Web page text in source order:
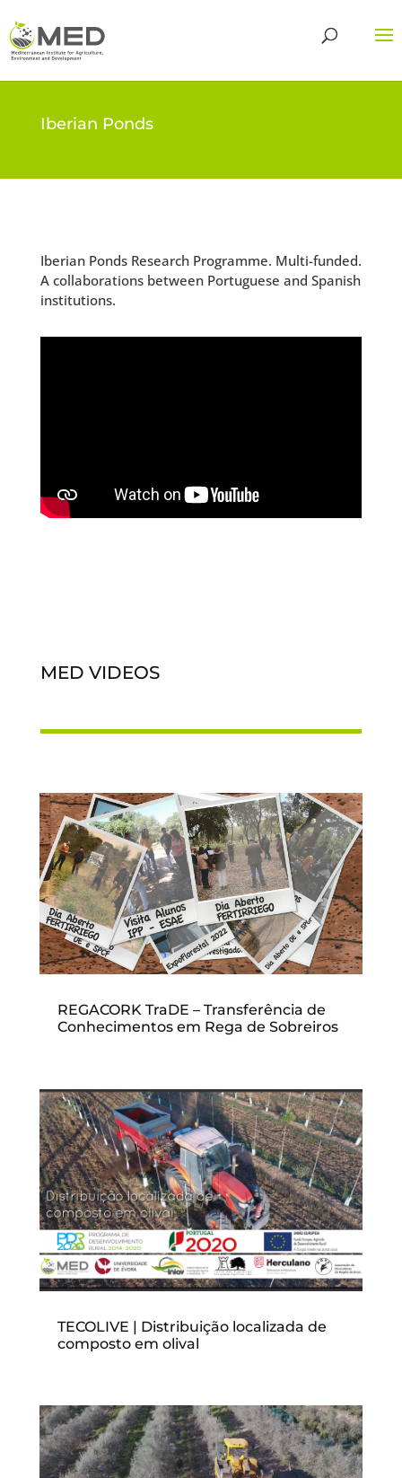
Iberian Ponds
Iberian Ponds Research Programme. Multi-funded.
A collaborations between Portuguese and Spanish
institutions.
MED VIDEOS
REGACORK TraDE – Transferência de
Conhecimentos em Rega de Sobreiros
TECOLIVE | Distribuição localizada de
composto em olival